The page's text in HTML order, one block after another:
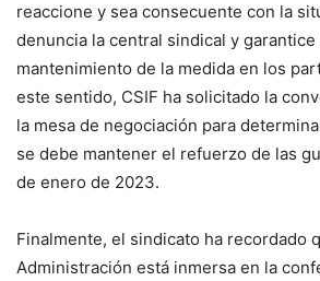
reaccione y sea consecuente con la
denuncia la central sindical y
mantenimiento de la medida en los
este sentido, CSIF ha solicitado la
la mesa de negociación para
se debe mantener el refuerzo de las
de enero de 2023.
Finalmente, el sindicato ha recordado
Administración está inmersa en la